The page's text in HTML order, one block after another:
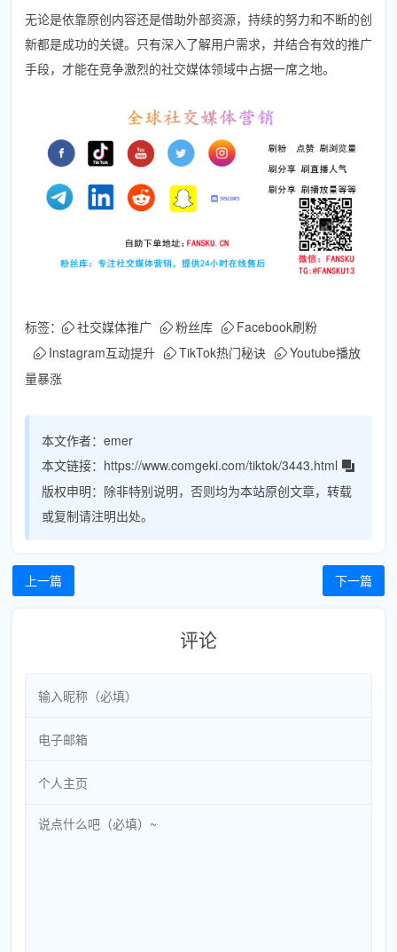
无论是依靠原创内容还是借助外部资源，持续的努力和不断的创
新都是成功的关键。只有深入了解用户需求，并结合有效的推广
手段，才能在竞争激烈的社交媒体领域中占据一席之地。
标签： 社交媒体推广 粉丝库
Facebook刷粉
Instagram互动提升
TikTok热门秘诀
Youtube播放
量暴涨
本文作者： emer
本文链接： https://www.comgeki.com/tiktok/3443.html
版权申明： 除非特别说明，否则均为本站原创文章，转载
或复制请注明出处。
上一篇 下一篇
评论